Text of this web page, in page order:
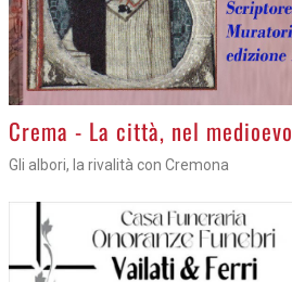
Crema - La città, nel medioevo
Gli albori, la rivalità con Cremona